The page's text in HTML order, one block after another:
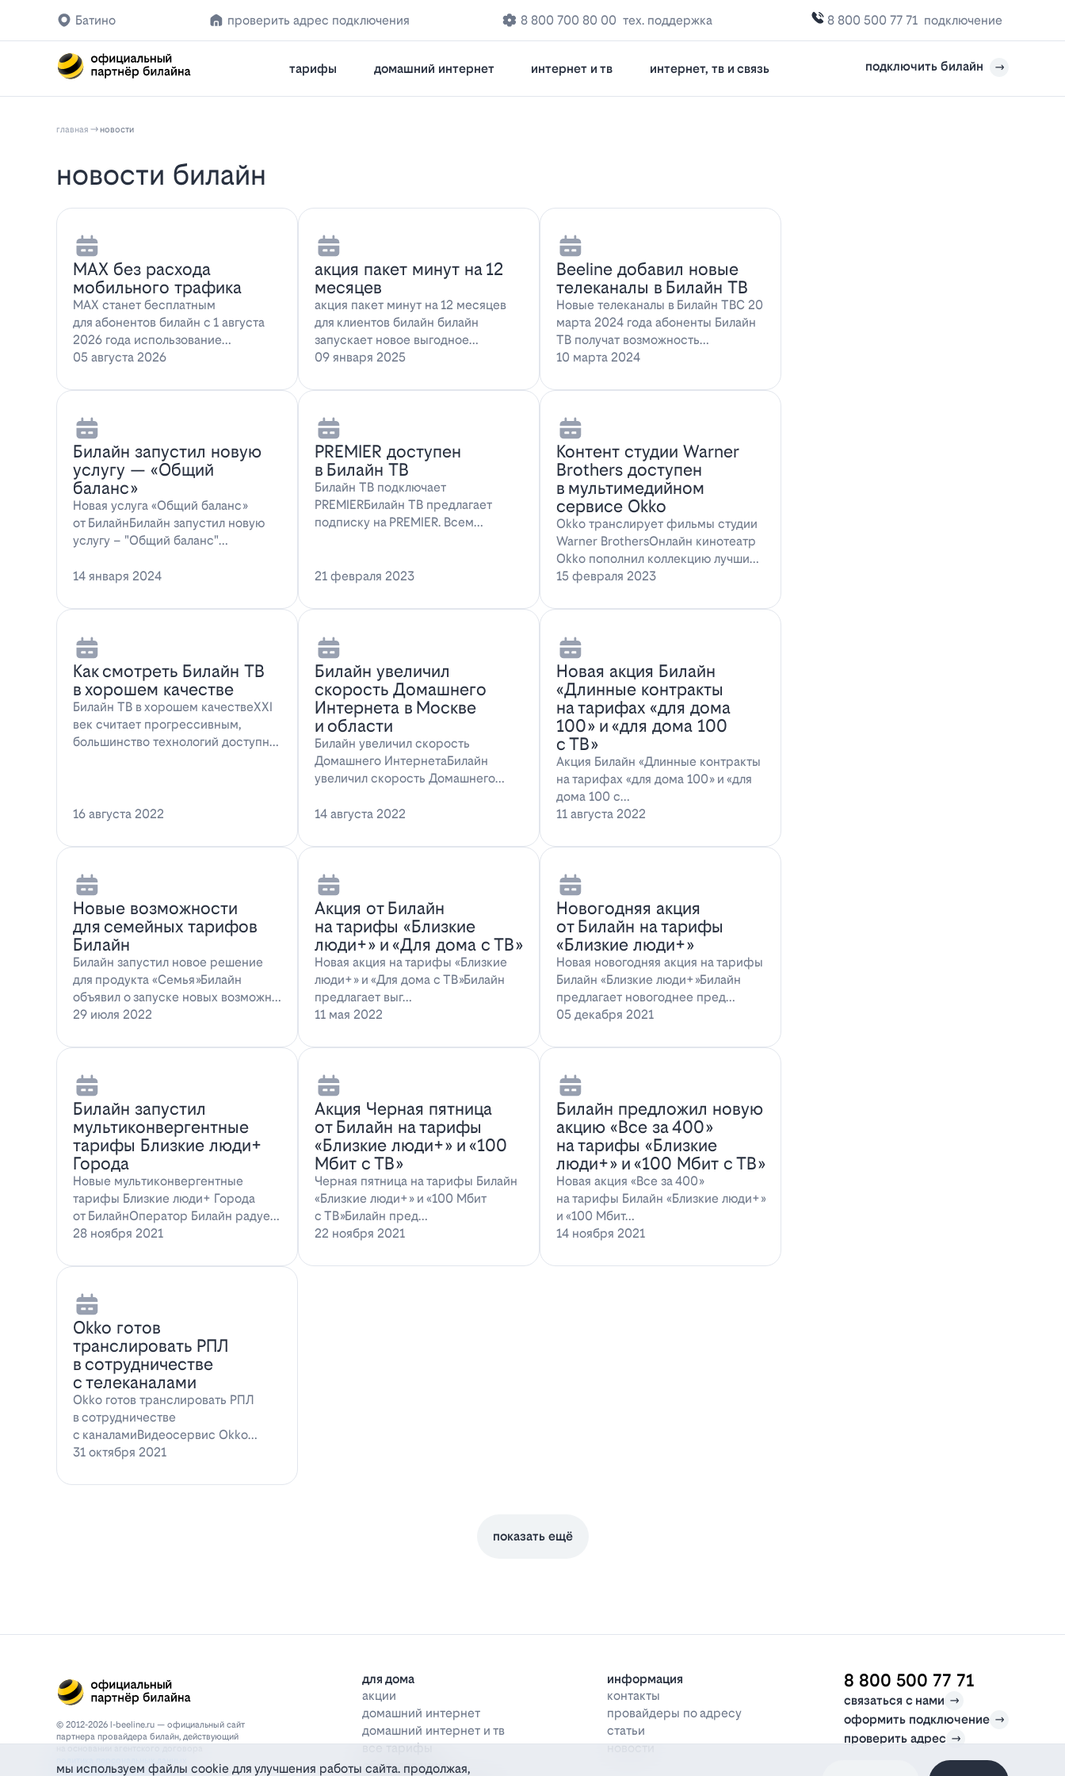
Батино проверить адрес подключения 8 800 700 80 00 тех. поддержка 8 800 500 77 71 подключение
тарифы домашний интернет интернет и тв интернет, тв и связь подключить билайн
главная новости
новости билайн
MAX без расхода
мобильного трафика
MAX станет бесплатным
для абонентов билайн с 1 августа
2026 года использование
мессенджера MAX перес…
05 августа 2026
акция пакет минут на 12
месяцев
акция пакет минут на 12 месяцев
для клиентов билайн билайн
запускает новое выгодное
предложение для…
09 января 2025
Beeline добавил новые
телеканалы в Билайн ТВ
Новые телеканалы в Билайн ТВС 20
марта 2024 года абоненты Билайн
ТВ получат возможность
наслаждаться…
10 марта 2024
Билайн запустил новую
услугу — «Общий
баланс»
Новая услуга «Общий баланс»
от БилайнБилайн запустил новую
услугу – "Общий баланс"…
14 января 2024
PREMIER доступен
в Билайн ТВ
Билайн ТВ подключает
PREMIERБилайн ТВ предлагает
подписку на PREMIER. Всем
21 февраля 2023
Контент студии Warner
Brothers доступен
в мультимедийном
сервисе Okko
Okko транслирует фильмы студии
Warner BrothersОнлайн кинотеатр
Okko пополнил коллекцию лучшими
голли…
15 февраля 2023
Как смотреть Билайн ТВ
в хорошем качестве
Билайн ТВ в хорошем качествеXXI
век считает прогрессивным,
большинство технологий доступны
16 августа 2022
Билайн увеличил
скорость Домашнего
Интернета в Москве
и области
Билайн увеличил скорость
Домашнего ИнтернетаБилайн
увеличил скорость Домашнего
14 августа 2022
Новая акция Билайн
«Длинные контракты
на тарифах «для дома
100» и «для дома 100
с ТВ»
Акция Билайн «Длинные контракты
на тарифах «для дома 100» и «для
дома 100 с…
11 августа 2022
Новые возможности
для семейных тарифов
Билайн
Билайн запустил новое решение
для продукта «Семья»Билайн
объявил о запуске новых возможн…
29 июля 2022
Акция от Билайн
на тарифы «Близкие
люди+» и «Для дома с ТВ»
Новая акция на тарифы «Близкие
люди+» и «Для дома с ТВ»Билайн
предлагает выг…
11 мая 2022
Новогодняя акция
от Билайн на тарифы
«Близкие люди+»
Новая новогодняя акция на тарифы
Билайн «Близкие люди+»Билайн
предлагает новогоднее пред…
05 декабря 2021
Билайн запустил
мультиконвергентные
тарифы Близкие люди+
Города
Новые мультиконвергентные
тарифы Близкие люди+ Города
от БилайнОператор Билайн радует
новых и действ…
28 ноября 2021
Акция Черная пятница
от Билайн на тарифы
«Близкие люди+» и «100
Мбит с ТВ»
Черная пятница на тарифы Билайн
«Близкие люди+» и «100 Мбит
с ТВ»Билайн пред…
22 ноября 2021
Билайн предложил новую
акцию «Все за 400»
на тарифы «Близкие
люди+» и «100 Мбит с ТВ»
Новая акция «Все за 400»
на тарифы Билайн «Близкие люди+»
и «100 Мбит…
14 ноября 2021
Оkko готов
транслировать РПЛ
в сотрудничестве
с телеканалами
Оkko готов транслировать РПЛ
в сотрудничестве
с каналамиВидеосервис Okko
заявил о готовности приступ…
31 октября 2021
показать ещё
© 2012-2026 l-beeline.ru — официальный сайт
партнера провайдера билайн, действующий
политика конфиденциальности
для дома
акции
домашний интернет
домашний интернет и тв
все тарифы
оборудование
информация
контакты
провайдеры по адресу
статьи
новости
8 800 500 77 71
связаться с нами
оформить подключение
проверить адрес
мы используем файлы cookie для улучшения работы сайта. продолжая,